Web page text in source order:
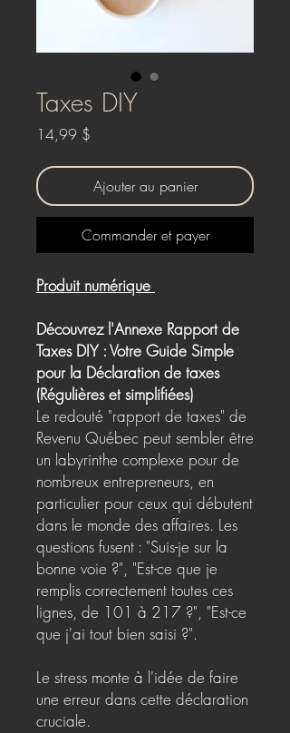
Taxes DIY
14,99 $
Ajouter au panier
Commander et payer
Produit numérique
Découvrez l'Annexe Rapport de
Taxes DIY : Votre Guide Simple
pour la Déclaration de taxes
(Régulières et simplifiées)
Le redouté "rapport de taxes" de
Revenu Québec peut sembler être
un labyrinthe complexe pour de
nombreux entrepreneurs, en
particulier pour ceux qui débutent
dans le monde des affaires. Les
questions fusent : "Suis-je sur la
bonne voie ?", "Est-ce que je
remplis correctement toutes ces
lignes, de 101 à 217 ?", "Est-ce
que j'ai tout bien saisi ?".
Le stress monte à l'idée de faire
une erreur dans cette déclaration
cruciale.